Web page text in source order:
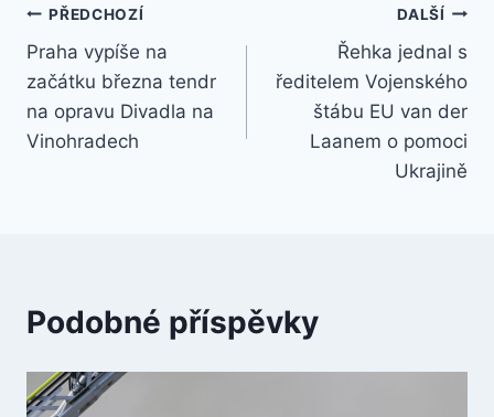
Navigace
pro
příspěvek
PŘEDCHOZÍ
Praha vypíše na
začátku března tendr
na opravu Divadla na
Vinohradech
DALŠÍ
Řehka jednal s
ředitelem Vojenského
štábu EU van der
Laanem o pomoci
Ukrajině
Podobné příspěvky